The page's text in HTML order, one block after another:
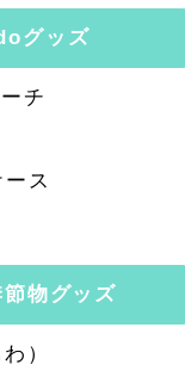
グッズ
チ
ス
物グッズ
）